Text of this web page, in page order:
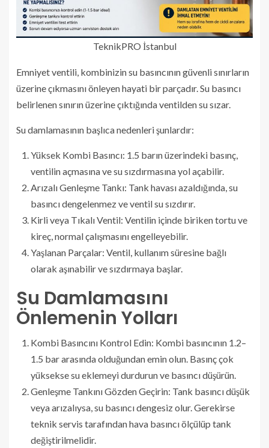
TeknikPRO İstanbul
Emniyet ventili, kombinizin su basıncının güvenli sınırların
üzerine çıkmasını önleyen hayati bir parçadır. Su basıncı
belirlenen sınırın üzerine çıktığında ventilden su sızar.
Su damlamasının başlıca nedenleri şunlardır:
Yüksek Kombi Basıncı: 1.5 barın üzerindeki basınç,
ventilin açmasına ve su sızdırmasına yol açabilir.
Arızalı Genleşme Tankı: Tank havası azaldığında, su
basıncı dengelenmez ve ventil su sızdırır.
Kirli veya Tıkalı Ventil: Ventilin içinde biriken tortu ve
kireç, normal çalışmasını engelleyebilir.
Yaşlanan Parçalar: Ventil, kullanım süresine bağlı
olarak aşınabilir ve sızdırmaya başlar.
Su Damlamasını
Önlemenin Yolları
Kombi Basıncını Kontrol Edin: Kombi basıncının 1.2–
1.5 bar arasında olduğundan emin olun. Basınç çok
yüksekse su eklemeyi durdurun ve basıncı düşürün.
Genleşme Tankını Gözden Geçirin: Tank basıncı düşük
veya arızalıysa, su basıncı dengesiz olur. Gerekirse
teknik servis tarafından hava basıncı ölçülüp tank
değiştirilmelidir.